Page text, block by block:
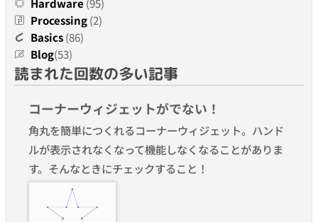
Hardware (95)
Processing(2)
Basics(86)
Blog(53)
読まれた回数の多い記事
コーナーウィジェットがでない！
角丸を簡単につくれるコーナーウィジェット。ハンド
ルが表示されなくなって機能しなくなることがありま
す。そんなときにチェックすること！